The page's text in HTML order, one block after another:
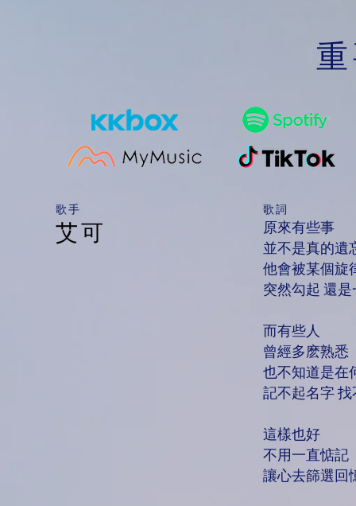
​歌手
艾可
歌詞
原來有些事
並不是真的遺
他會被某個旋
突然勾起 還
而有些人
曾經多麽熟悉
也不知道是在
記不起名字
這樣也好
不用一直惦記
讓心去篩選回